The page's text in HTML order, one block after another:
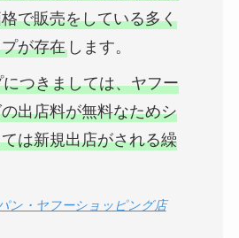
で販売をしている多く
が存在します。
つきましては、ヤフー
出店料が無料なためシ
は新規出店がされる繰
ン・ヤフーショッピング店